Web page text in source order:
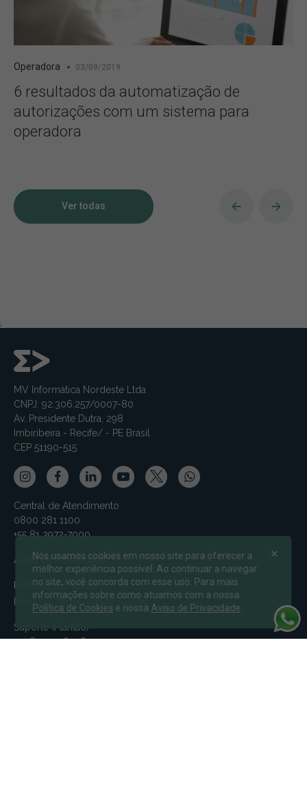
Operadora 03/09/2019
6 resultados da automatização de
autorizações com um sistema para
operadora
Ver todas
;
MV Informática Nordeste Ltda
CNPJ: 92.306.257/0007-80
Av. Presidente Dutra, 298
Imbiribeira - Recife/ - PE Brasil
CEP 51190-515
Central de Atendimento
0800 281 1100
+55 81 3972-7000
Aviso de Privacidade
Política de Cookies
Relatório de Igualdade Salarial
Suporte (Plantão)
+55 81 991462262
Nós usamos cookies em nosso site para oferecer a
melhor experiência possível. Ao continuar a navegar
no site, você concorda com esse uso. Para mais
informações sobre como atuamos com a nossa
Política de Cookies e nossa Aviso de Privacidade